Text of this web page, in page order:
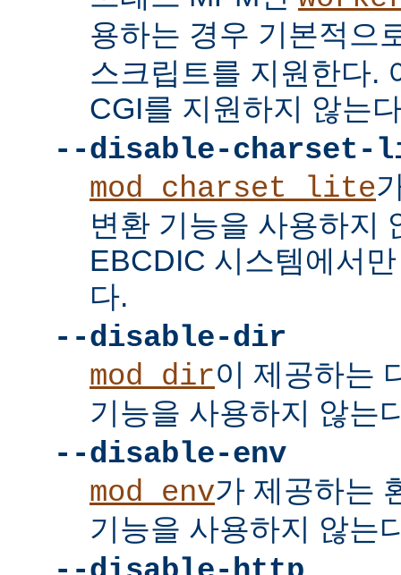
용하는 경우 기본적으
스크립트를 지원한다.
CGI를 지원하지 않는
--disable-charset-
mod_charset_lite
변환 기능을 사용하지
EBCDIC 시스템에서
다.
--disable-dir
mod_dir이 제공하는
기능을 사용하지 않는
--disable-env
mod_env가 제공하는
기능을 사용하지 않는